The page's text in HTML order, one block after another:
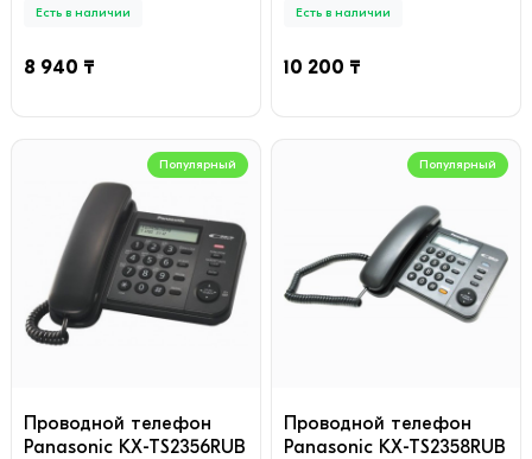
Есть в наличии
8 940 ₸
Есть в наличии
10 200 ₸
Популярный
Проводной телефон
Panasonic KX-TS2356RUB
Популярный
Проводной телефон
Panasonic KX-TS2358RUB